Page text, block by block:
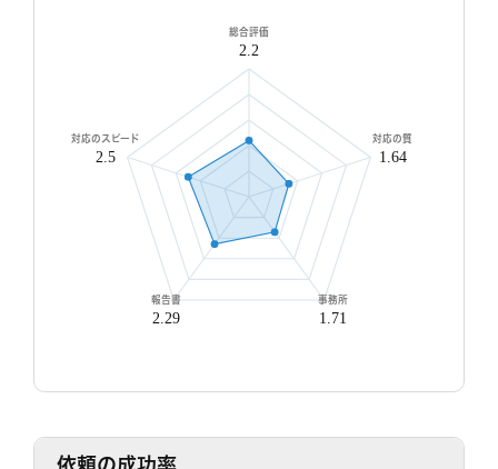
○
無料相談/見積もり
30秒でご案内できます
現在営業中
総合評価
2.2
対応の質
1.64
事務所
1.71
報告書
2.29
対応のスピード
2.5
依頼の成功率